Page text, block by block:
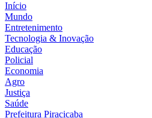
Início
Mundo
Entretenimento
Tecnologia & Inovação
Educação
Policial
Economia
Agro
Justiça
Saúde
Prefeitura Piracicaba